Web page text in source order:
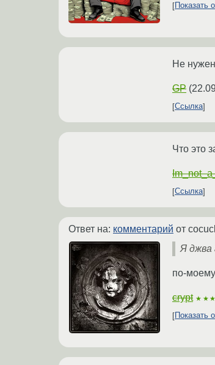
Показать
Не
GP (
Ссылка
Что это
Ссылка
Ответ на: комментарий от
Я джва
по-
crypt
Показать